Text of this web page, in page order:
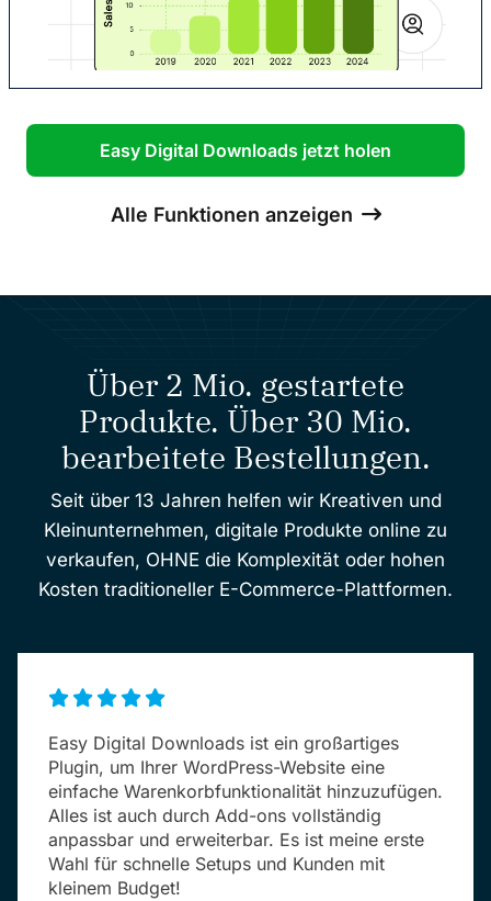
Easy Digital Downloads jetzt holen
Alle Funktionen anzeigen
Über 2 Mio. gestartete
Produkte. Über 30 Mio.
bearbeitete Bestellungen.
Seit über 13 Jahren helfen wir Kreativen und
Kleinunternehmen, digitale Produkte online zu
verkaufen, OHNE die Komplexität oder hohen
Kosten traditioneller E-Commerce-Plattformen.
Easy Digital Downloads ist ein großartiges
Plugin, um Ihrer WordPress-Website eine
einfache Warenkorbfunktionalität hinzuzufügen.
Alles ist auch durch Add-ons vollständig
anpassbar und erweiterbar. Es ist meine erste
Wahl für schnelle Setups und Kunden mit
kleinem Budget!